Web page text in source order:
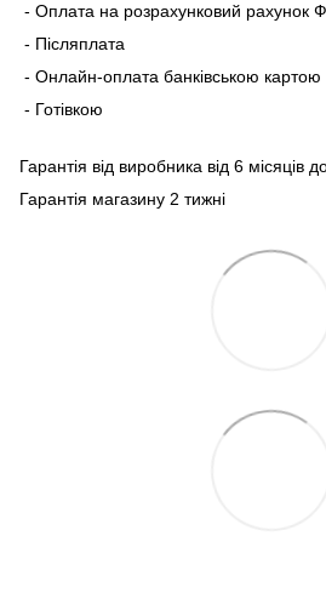
- Оплата на розрахунковий рахунок
- Післяплата
- Онлайн-оплата банківською картою
- Готівкою
Гарантія від виробника від 6 місяців
Гарантія магазину 2 тижні